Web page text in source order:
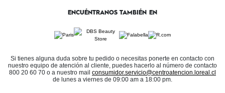
ENCUÉNTRANOS TAMBIÉN EN
Si tienes alguna duda sobre tu pedido o necesitas ponerte en contacto con
nuestro equipo de atención al cliente, puedes hacerlo al número de contacto
800 20 60 70 o a nuestro mail consumidor.servicio@centroatencion.loreal.cl
de lunes a viernes de 09:00 am a 18:00 pm.